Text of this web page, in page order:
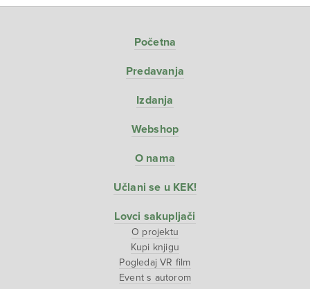
Početna
Predavanja
Izdanja
Webshop
O nama
Učlani se u KEK!
Lovci sakupljači
O projektu
Kupi knjigu
Pogledaj VR film
Event s autorom